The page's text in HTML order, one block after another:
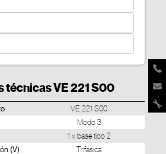
VE 221 S00
VE 221 S00
Modo 3
1 x base tipo 2
(V) Trifásica